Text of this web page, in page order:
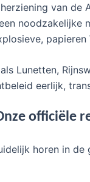
van de
Lunetten,
eerlijk,
officiële
horen in